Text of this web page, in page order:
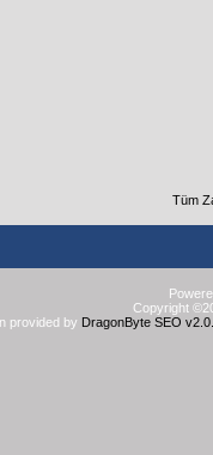
Tüm
Copyright
provided by DragonByte SEO